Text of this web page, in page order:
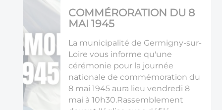
COMMÉRORATION DU 8
MAI 1945
La municipalité de Germigny-sur-
Loire vous informe qu'une
cérémonie pour la journée
nationale de commémoration du
8 mai 1945 aura lieu vendredi 8
mai à 10h30.Rassemblement